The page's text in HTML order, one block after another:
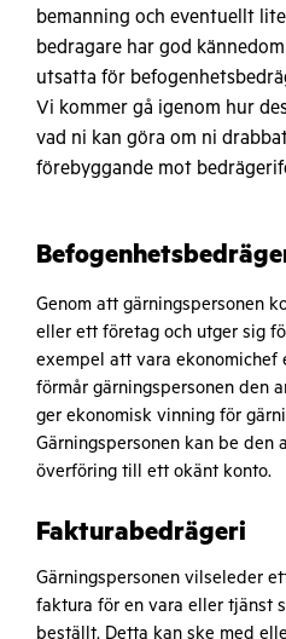
bemanning och eventuellt
bedragare har god
utsatta för
Vi kommer gå igenom hur
vad ni kan göra om ni
förebyggande mot
Genom att gärningspersonen
eller ett företag och utger sig
exempel att vara ekonomichef
förmår gärningspersonen den
ger ekonomisk vinning för
Gärningspersonen kan be den
överföring till ett okänt konto.
Fakturabedrägeri
Gärningspersonen vilseleder
faktura för en vara eller tjänst
beställt. Detta kan ske med